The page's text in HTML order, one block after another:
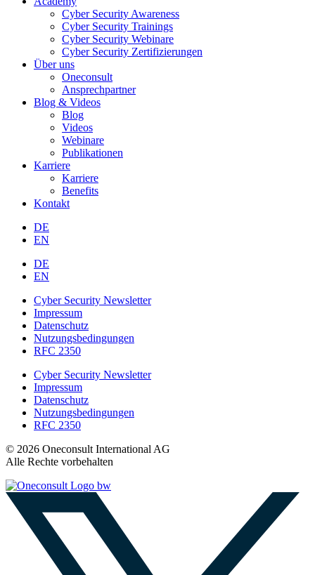
Cyber Security Awareness
Cyber Security Trainings
Cyber Security Webinare
Cyber Security Zertifizierungen
Über uns
Oneconsult
Ansprechpartner
Blog & Videos
Blog
Videos
Webinare
Publikationen
Karriere
Karriere
Benefits
Kontakt
DE
EN
DE
EN
Cyber Security Newsletter
Impressum
Datenschutz
Nutzungsbedingungen
RFC 2350
Cyber Security Newsletter
Impressum
Datenschutz
Nutzungsbedingungen
RFC 2350
© 2026 Oneconsult International AG
Alle Rechte vorbehalten